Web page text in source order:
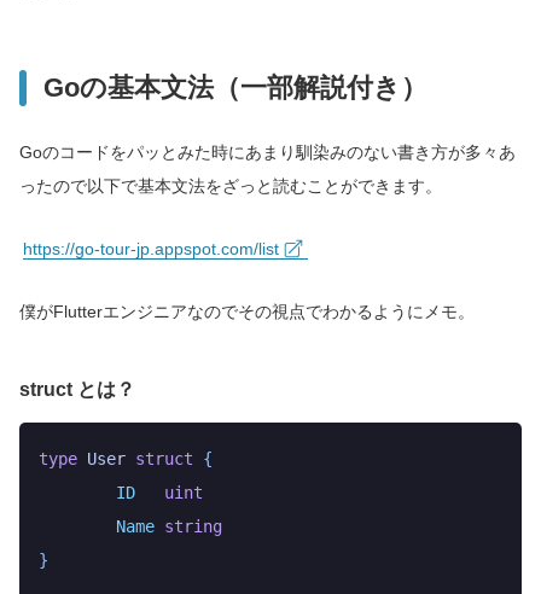
Goの基本文法（一部解説付き）
Goのコードをパッとみた時にあまり馴染みのない書き方が多々あ
ったので以下で基本文法をざっと読むことができます。
https://go-tour-jp.appspot.com/list
僕がFlutterエンジニアなのでその視点でわかるようにメモ。
struct とは？
type User struct {
	ID
   uint
	Name
string
}